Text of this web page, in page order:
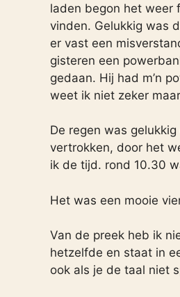
laden begon het weer
vinden. Gelukkig was
er vast een
gisteren een
gedaan. Hij had m’n
weet ik niet zeker
De regen was
vertrokken, door het
ik de tijd. rond 10.30
Het was een mooie
Van de preek heb ik
hetzelfde en staat in
ook als je de taal niet